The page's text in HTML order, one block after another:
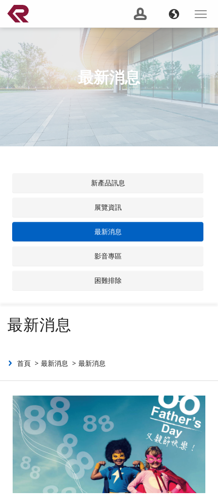
南俊國際股份有限公司 。 REPON SLIDES
Navigation
Toggle
最新消息
產品資訊
CSR
聯絡我們
投資人專區
Language
建議關鍵字： Soft Close Server Slide 200 lbs Push to Open
Heavy
Duty
Lock Out 2 Way
Banner
最新消息
新產品訊息
展覽資訊
最新消息
影音專區
困難排除
最新消息
首頁 最新消息 最新消息